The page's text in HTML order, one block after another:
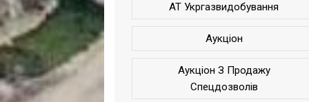
АТ Укргазвидобування
Аукціон
Аукціон З Продажу
Спецдозволів